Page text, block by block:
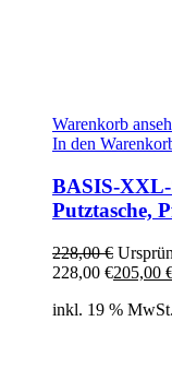
Warenkorb
In den
BASIS-
Putztasche,
228,00€
228,00 €205,00
inkl. 19 % MwSt.